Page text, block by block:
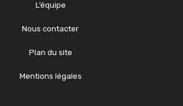
L’équipe
Nous contacter
Plan du site
Mentions légales